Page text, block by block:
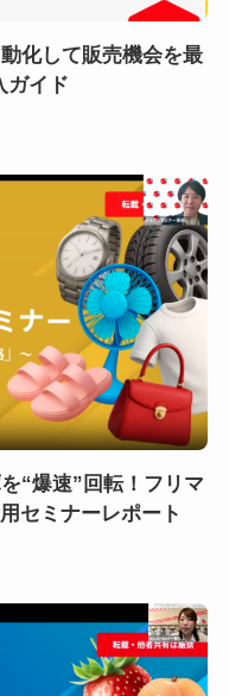
化して販売機会を最
ガイド
“爆速”回転！フリマ
セミナーレポート